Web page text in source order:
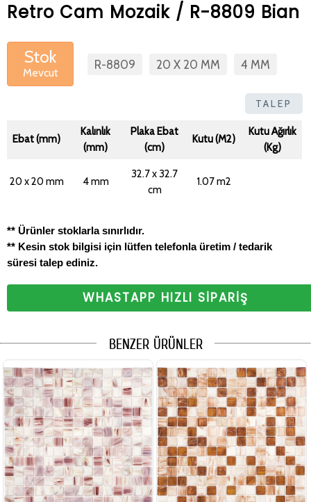
Retro Cam Mozaik / R-8809 Bian
Stok
Mevcut
R-8809 20 X 20 MM 4 MM
TALEP
Ebat (mm)
Kalınlık
(mm)
Plaka Ebat
(cm)
Kutu (M2)
Kutu Ağırlık
(Kg)
20 x 20 mm 4 mm
32.7 x 32.7
cm
1.07 m2
** Ürünler stoklarla sınırlıdır.
** Kesin stok bilgisi için lütfen telefonla üretim / tedarik
süresi talep ediniz.
WHASTAPP HIZLI SİPARİŞ
BENZER ÜRÜNLER